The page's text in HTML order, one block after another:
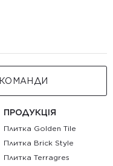
ПРОДУКЦІЯ
Плитка Golden Tile
Плитка Brick Style
Плитка Terragres